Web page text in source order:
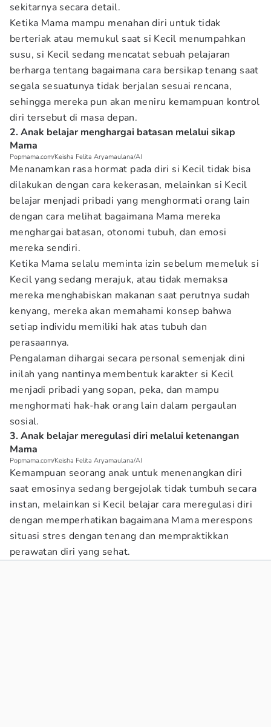
sekitarnya secara detail.
Ketika Mama mampu menahan diri untuk tidak
berteriak atau memukul saat si Kecil menumpahkan
susu, si Kecil sedang mencatat sebuah pelajaran
berharga tentang bagaimana cara bersikap tenang saat
segala sesuatunya tidak berjalan sesuai rencana,
sehingga mereka pun akan meniru kemampuan kontrol
diri tersebut di masa depan.
2. Anak belajar menghargai batasan melalui sikap
Mama
Popmama.com/Keisha Felita Aryamaulana/AI
Menanamkan rasa hormat pada diri si Kecil tidak bisa
dilakukan dengan cara kekerasan, melainkan si Kecil
belajar menjadi pribadi yang menghormati orang lain
dengan cara melihat bagaimana Mama mereka
menghargai batasan, otonomi tubuh, dan emosi
mereka sendiri.
Ketika Mama selalu meminta izin sebelum memeluk si
Kecil yang sedang merajuk, atau tidak memaksa
mereka menghabiskan makanan saat perutnya sudah
kenyang, mereka akan memahami konsep bahwa
setiap individu memiliki hak atas tubuh dan
perasaannya.
Pengalaman dihargai secara personal semenjak dini
inilah yang nantinya membentuk karakter si Kecil
menjadi pribadi yang sopan, peka, dan mampu
menghormati hak-hak orang lain dalam pergaulan
sosial.
3. Anak belajar meregulasi diri melalui ketenangan
Mama
Popmama.com/Keisha Felita Aryamaulana/AI
Kemampuan seorang anak untuk menenangkan diri
saat emosinya sedang bergejolak tidak tumbuh secara
instan, melainkan si Kecil belajar cara meregulasi diri
dengan memperhatikan bagaimana Mama merespons
situasi stres dengan tenang dan mempraktikkan
perawatan diri yang sehat.